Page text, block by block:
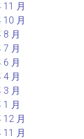
11 月
10 月
8 月
7 月
6 月
4 月
3 月
1 月
12 月
11 月